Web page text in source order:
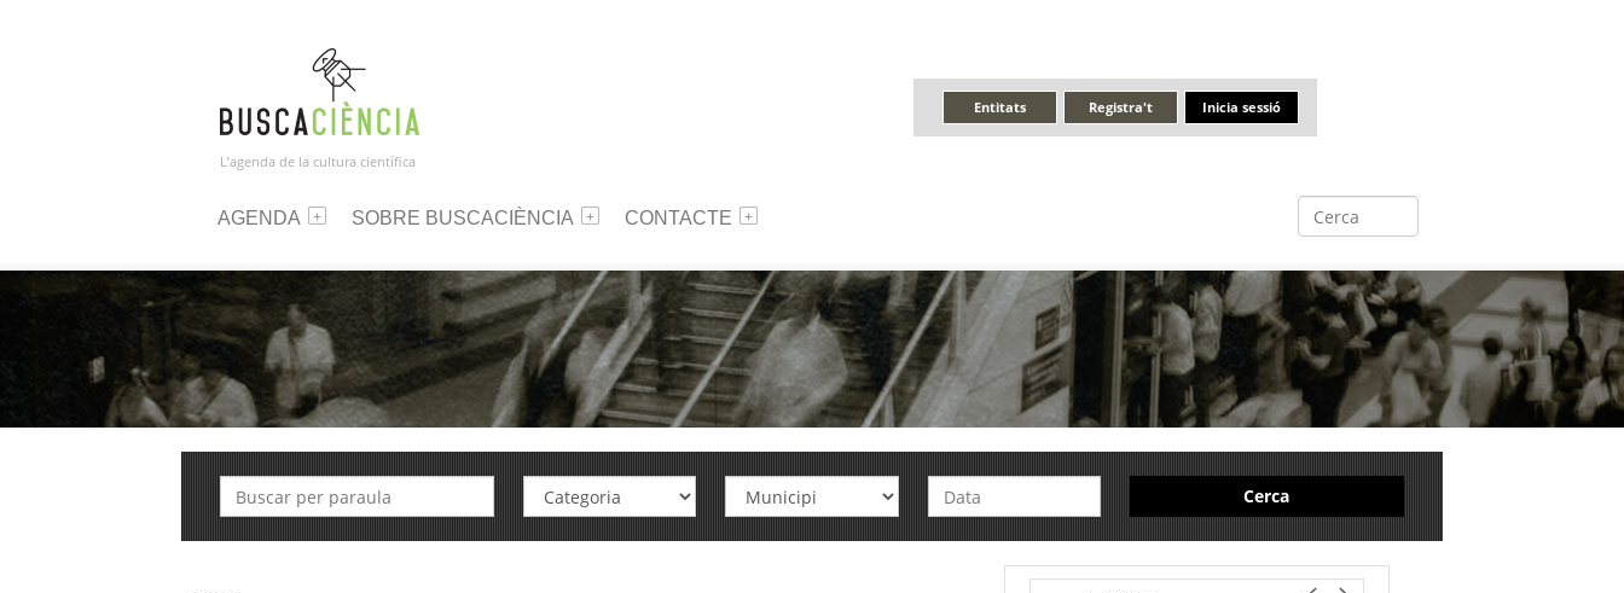
L’agenda de la cultura científica
Inicia sessió
Registra't
Entitats
AGENDA SOBRE BUSCACIÈNCIA CONTACTE
Cerca